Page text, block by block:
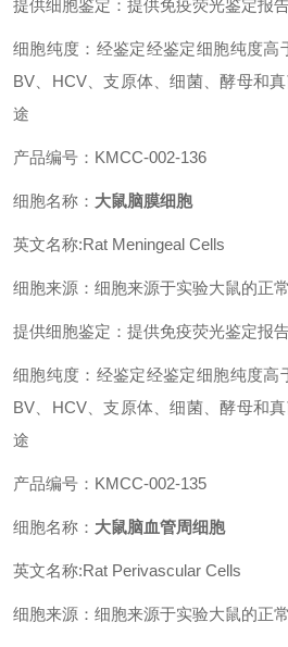
提供细胞鉴定：提供免疫荧光鉴定报
细胞纯度：经鉴定经鉴定细胞纯度高
BV、HCV、支原体、细菌、酵母和
途
产品编号：KMCC-002-136
细胞名称： 大鼠脑膜细胞
英文名称:Rat Meningeal Cells
细胞来源：细胞来源于实验大鼠的正常
提供细胞鉴定：提供免疫荧光鉴定报
细胞纯度：经鉴定经鉴定细胞纯度高
BV、HCV、支原体、细菌、酵母和
途
产品编号：KMCC-002-135
细胞名称： 大鼠脑血管周细胞
英文名称:Rat Perivascular Cells
细胞来源：细胞来源于实验大鼠的正常